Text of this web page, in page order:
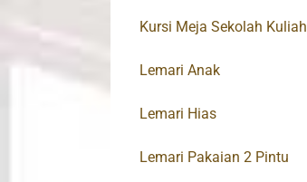
Kursi Meja Sekolah Kuliah
Lemari Anak
Lemari Hias
Lemari Pakaian 2 Pintu